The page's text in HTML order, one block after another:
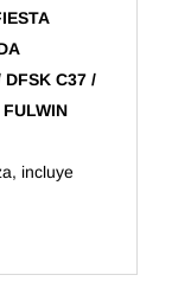
DFSK C37 /
FULWIN
incluye